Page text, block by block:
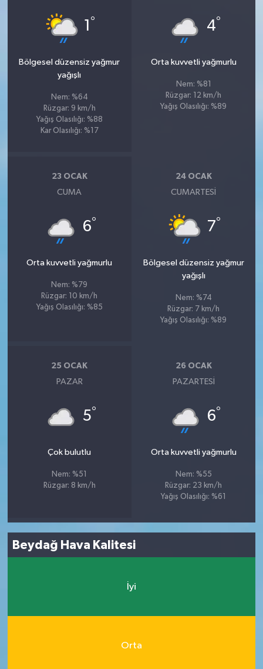
1 °
Bölgesel düzensiz yağmur
yağışlı
Nem: %64
Rüzgar: 9 km/h
Yağış Olasılığı: %88
Kar Olasılığı: %17
4°
Orta kuvvetli yağmurlu
Nem: %81
Rüzgar: 12 km/h
Yağış Olasılığı: %89
23 OCAK
CUMA
6°
Orta kuvvetli yağmurlu
Nem: %79
Rüzgar: 10 km/h
Yağış Olasılığı: %85
24 OCAK
CUMARTESI
7°
Bölgesel düzensiz yağmur
yağışlı
Nem: %74
Rüzgar: 7 km/h
Yağış Olasılığı: %89
25 OCAK
PAZAR
5°
Çok bulutlu
Nem: %51
Rüzgar: 8 km/h
26 OCAK
PAZARTESI
6°
Orta kuvvetli yağmurlu
Nem: %55
Rüzgar: 23 km/h
Yağış Olasılığı: %61
Beydağ Hava Kalitesi
İyi
Orta